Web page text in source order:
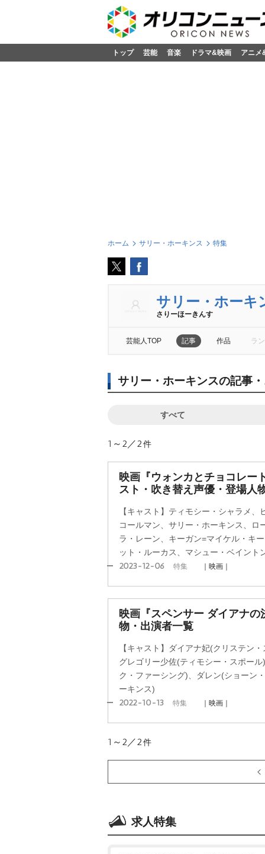
トップ 芸能 音楽 ドラマ&映画 アニメ
ホーム サリー・ホーキンス 特集
サリー・ホーキ
さりーほーきんす
芸能人TOP 記事 作品 ラ
サリー・ホーキンスの記事
すべて
1～2／2件
映画『ウォンカとチョコレー
スト・吹き替え声優・登場人
【キャスト】ティモシー・シャラメ
コールマン、サリー・ホーキンス、ロ
ラ・レーン、キーガン=マイケル・キ
ット・ルーカス、マシュー・ベイント
2023-12-06 特集 ｜映画｜
映画『スペンサー ダイアナ
物・出演者一覧
【キャスト】ダイアナ妃(クリステン
グレゴリー少佐(ティモシー・スポー
ク・ファーシング)、ダレン(ショーン
ーキンス)
2022-10-13 特集 ｜映画｜
1～2／2件
求人特集